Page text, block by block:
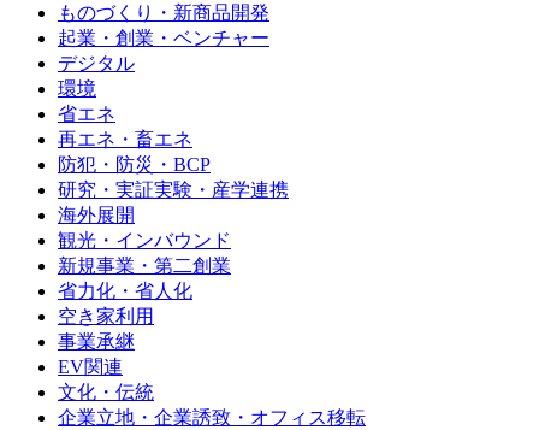
ものづくり・新商品開発
起業・創業・ベンチャー
デジタル
環境
省エネ
再エネ・畜エネ
防犯・防災・BCP
研究・実証実験・産学連携
海外展開
観光・インバウンド
新規事業・第二創業
省力化・省人化
空き家利用
事業承継
EV関連
文化・伝統
企業立地・企業誘致・オフィス移転